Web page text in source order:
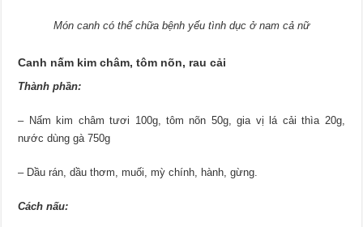
Món canh có thể chữa bệnh yếu tình dục ở nam cả nữ
Canh nấm kim châm, tôm nõn, rau cải
Thành phần:
– Nấm kim châm tươi 100g, tôm nõn 50g, gia vị lá cải thìa 20g,
nước dùng gà 750g
– Dầu rán, dầu thơm, muối, mỳ chính, hành, gừng.
Cách nấu: